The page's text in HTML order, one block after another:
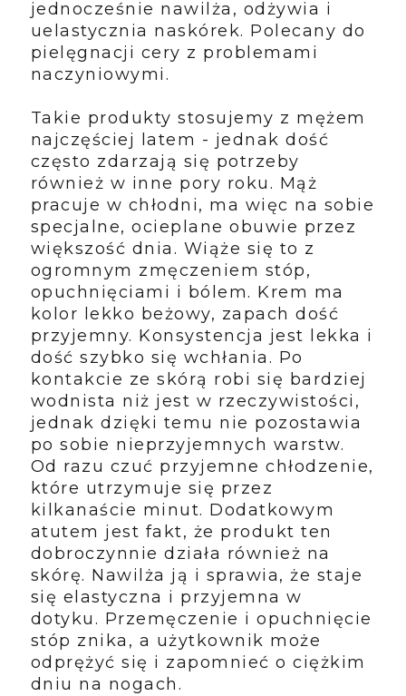
jednocześnie nawilża, odżywia i
uelastycznia naskórek. Polecany do
pielęgnacji cery z problemami
naczyniowymi.
Takie produkty stosujemy z mężem
najczęściej latem - jednak dość
często zdarzają się potrzeby
również w inne pory roku. Mąż
pracuje w chłodni, ma więc na sobie
specjalne, ocieplane obuwie przez
większość dnia. Wiąże się to z
ogromnym zmęczeniem stóp,
opuchnięciami i bólem. Krem ma
kolor lekko beżowy, zapach dość
przyjemny. Konsystencja jest lekka i
dość szybko się wchłania. Po
kontakcie ze skórą robi się bardziej
wodnista niż jest w rzeczywistości,
jednak dzięki temu nie pozostawia
po sobie nieprzyjemnych warstw.
Od razu czuć przyjemne chłodzenie,
które utrzymuje się przez
kilkanaście minut. Dodatkowym
atutem jest fakt, że produkt ten
dobroczynnie działa również na
skórę. Nawilża ją i sprawia, że staje
się elastyczna i przyjemna w
dotyku. Przemęczenie i opuchnięcie
stóp znika, a użytkownik może
odprężyć się i zapomnieć o ciężkim
dniu na nogach.